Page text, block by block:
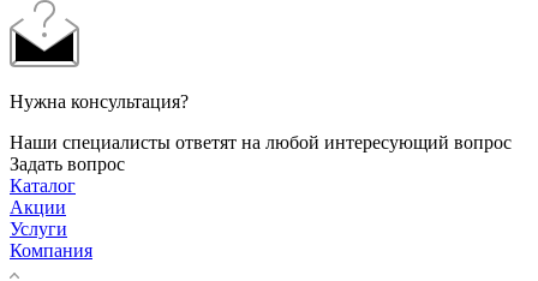
Нужна консультация?
Наши специалисты ответят на любой интересующий вопрос
Задать вопрос
Каталог
Акции
Услуги
Компания